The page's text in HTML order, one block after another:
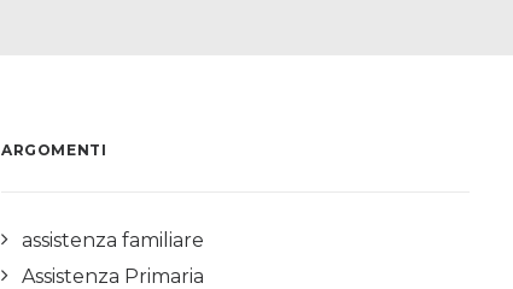
ARGOMENTI
assistenza familiare
Assistenza Primaria